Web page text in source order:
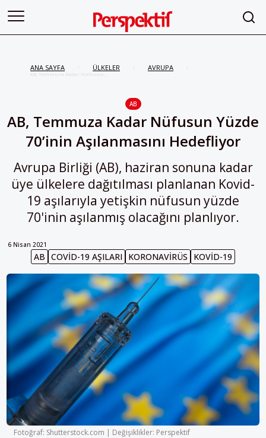
ANA SAYFA ÜLKELER AVRUPA
AB, Temmuza Kadar Nüfusun
AB
AB, Temmuza Kadar Nüfusun Yüzde
70’inin Aşılanmasını Hedefliyor
Avrupa Birliği (AB), haziran sonuna kadar
üye ülkelere dağıtılması planlanan Kovid-
19 aşılarıyla yetişkin nüfusun yüzde
70'inin aşılanmış olacağını planlıyor.
6 Nisan 2021
AB COVID-19 AŞILARI KORONAVIRÜS KOVID-19
Fotoğraf: Shutterstock.com | Değişiklikler: Perspektif